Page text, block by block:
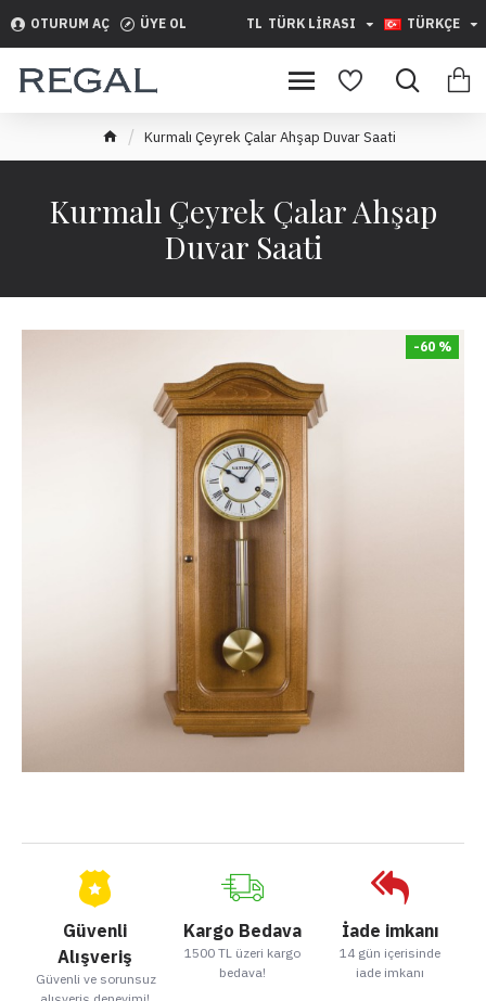
OTURUM AÇ ÜYE OL TL TÜRK LIRASI TÜRKÇE
Kurmalı Çeyrek Çalar Ahşap Duvar Saati
Kurmalı Çeyrek Çalar Ahşap
Duvar Saati
-60 %
Güvenli
Alışveriş
Güvenli ve sorunsuz
alışveriş deneyimi!
Kargo Bedava
1500 TL üzeri kargo
bedava!
İade imkanı
14 gün içerisinde
iade imkanı